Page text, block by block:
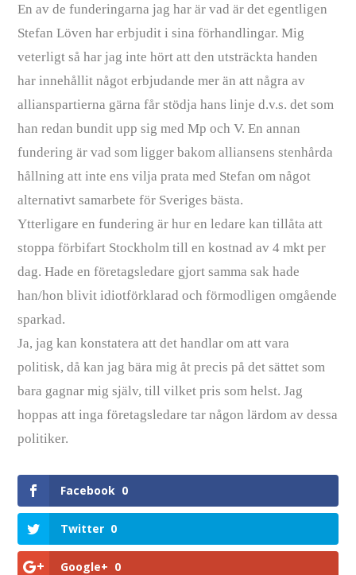
En av de funderingarna jag har är vad är det egentligen
Stefan Löven har erbjudit i sina förhandlingar. Mig
veterligt så har jag inte hört att den utsträckta handen
har innehållit något erbjudande mer än att några av
allianspartierna gärna får stödja hans linje d.v.s. det som
han redan bundit upp sig med Mp och V. En annan
fundering är vad som ligger bakom alliansens stenhårda
hållning att inte ens vilja prata med Stefan om något
alternativt samarbete för Sveriges bästa.
Ytterligare en fundering är hur en ledare kan tillåta att
stoppa förbifart Stockholm till en kostnad av 4 mkt per
dag. Hade en företagsledare gjort samma sak hade
han/hon blivit idiotförklarad och förmodligen omgående
sparkad.
Ja, jag kan konstatera att det handlar om att vara
politisk, då kan jag bära mig åt precis på det sättet som
bara gagnar mig själv, till vilket pris som helst. Jag
hoppas att inga företagsledare tar någon lärdom av dessa
politiker.
Facebook 0
Twitter 0
Google+ 0